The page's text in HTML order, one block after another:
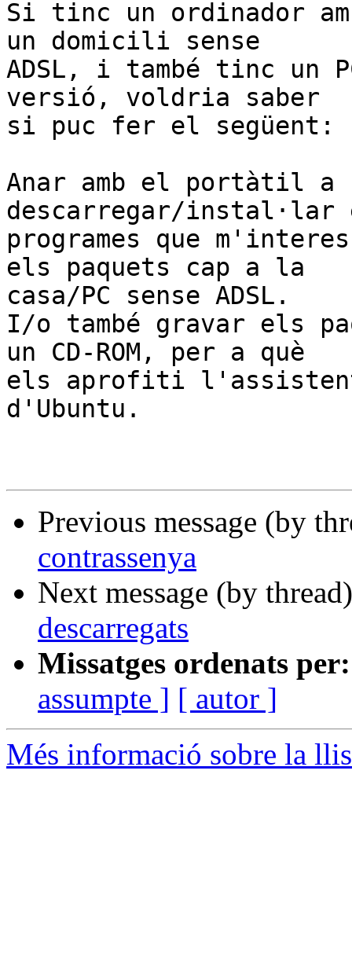
Si tinc un ordinador
un domicili sense
ADSL, i també tinc un
versió, voldria saber
si puc fer el següent:
Anar amb el portàtil a
descarregar/
programes que
els paquets cap a la
casa/PC sense ADSL.
I/o també gravar els
un CD-ROM, per a què
els aprofiti
d'Ubuntu.
Previous message (by
contrassenya
Next message (by
descarregats
Missatges ordenats per:
assumpte ] [ autor ]
Més informació sobre la